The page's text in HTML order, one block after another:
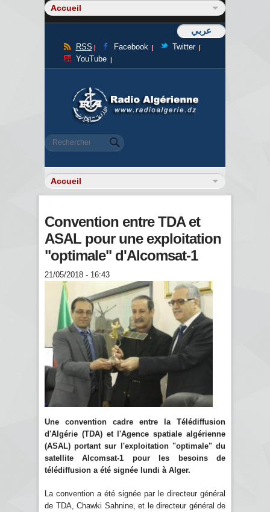
عربي
RSS Facebook
Twitter
YouTube
Formulaire de recherche
Rechercher
Convention entre TDA et
ASAL pour une exploitation
"optimale" d'Alcomsat-1
21/05/2018 - 16:43
Une convention cadre entre la Télédiffusion
d'Algérie (TDA) et l'Agence spatiale algérienne
(ASAL) portant sur l'exploitation "optimale" du
satellite Alcomsat-1 pour les besoins de
télédiffusion a été signée lundi à Alger.
La convention a été signée par le directeur général
de TDA, Chawki Sahnine, et le directeur général de